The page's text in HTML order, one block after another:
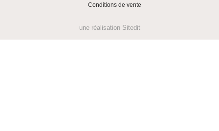
Conditions de vente
une réalisation Sitedit